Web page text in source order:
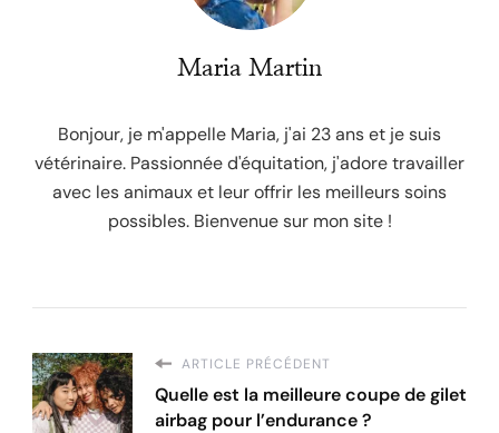
Maria Martin
Bonjour, je m'appelle Maria, j'ai 23 ans et je suis
vétérinaire. Passionnée d'équitation, j'adore travailler
avec les animaux et leur offrir les meilleurs soins
possibles. Bienvenue sur mon site !
ARTICLE PRÉCÉDENT
Quelle est la meilleure coupe de gilet
airbag pour l’endurance ?